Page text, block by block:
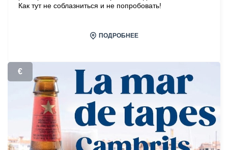
Как тут не соблазниться и не попробовать!
ПОДРОБНЕЕ
€